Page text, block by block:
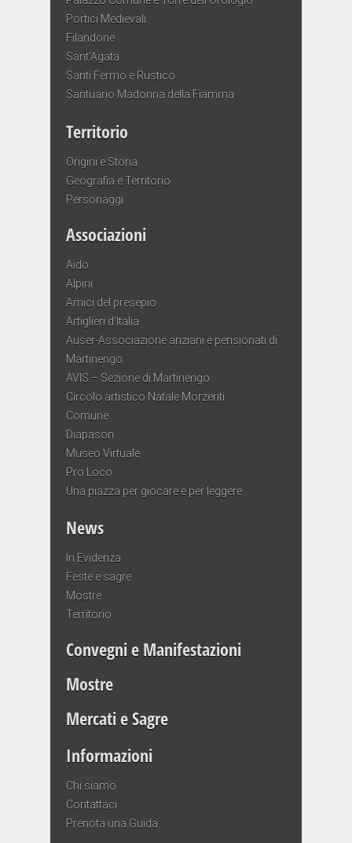
Portici Medievali
Filandone
Sant’Agata
Santi Fermo e Rustico
Santuario Madonna della Fiamma
Territorio
Origini e Storia
Geografia e Territorio
Personaggi
Associazioni
Aido
Alpini
Amici del presepio
Artiglieri d’Italia
Auser-Associazione anziani e pensionati di
Martinengo
AVIS – Sezione di Martinengo
Circolo artistico Natale Morzenti
Comune
Diapason
Museo Virtuale
Pro Loco
Una piazza per giocare e per leggere
News
In Evidenza
Feste e sagre
Mostre
Territorio
Convegni e Manifestazioni
Mostre
Mercati e Sagre
Informazioni
Chi siamo
Contattaci
Prenota una Guida